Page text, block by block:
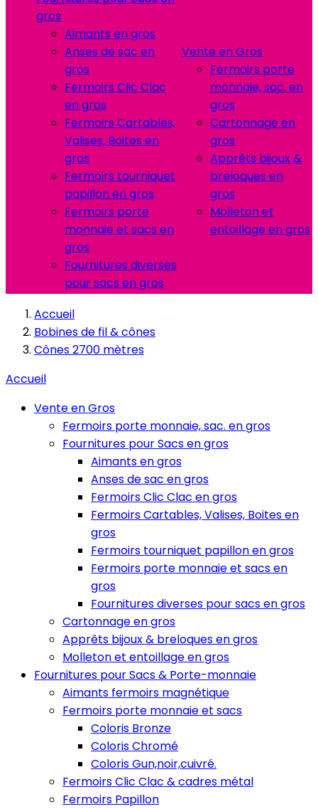
gros
Aimants en gros
Anses de sac en
gros
Fermoirs Clic Clac
en gros
Fermoirs Cartables,
Valises, Boites en
gros
Fermoirs tourniquet
papillon en gros
Fermoirs porte
monnaie et sacs en
gros
Fournitures diverses
pour sacs en gros
Vente en Gros
Fermoirs porte
monnaie, sac. en
gros
Cartonnage en
gros
Apprêts bijoux &
breloques en
gros
Molleton et
entoillage en gros
Accueil
Bobines de fil & cônes
Cônes 2700 mètres
Accueil
Vente en Gros
Fermoirs porte monnaie, sac. en gros
Fournitures pour Sacs en gros
Aimants en gros
Anses de sac en gros
Fermoirs Clic Clac en gros
Fermoirs Cartables, Valises, Boites en
gros
Fermoirs tourniquet papillon en gros
Fermoirs porte monnaie et sacs en
gros
Fournitures diverses pour sacs en gros
Cartonnage en gros
Apprêts bijoux & breloques en gros
Molleton et entoillage en gros
Fournitures pour Sacs & Porte-monnaie
Aimants fermoirs magnétique
Fermoirs porte monnaie et sacs
Coloris Bronze
Coloris Chromé
Coloris Gun,noir,cuivré.
Fermoirs Clic Clac & cadres métal
Fermoirs Papillon